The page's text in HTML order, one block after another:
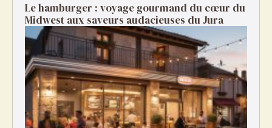
Le hamburger : voyage gourmand du cœur du
Midwest aux saveurs audacieuses du Jura